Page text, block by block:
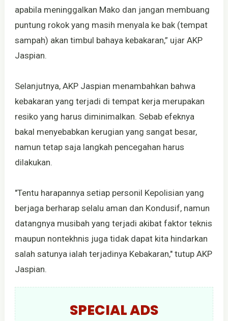
apabila meninggalkan Mako dan jangan membuang
puntung rokok yang masih menyala ke bak (tempat
sampah) akan timbul bahaya kebakaran,” ujar AKP
Jaspian.
Selanjutnya, AKP Jaspian menambahkan bahwa
kebakaran yang terjadi di tempat kerja merupakan
resiko yang harus diminimalkan. Sebab efeknya
bakal menyebabkan kerugian yang sangat besar,
namun tetap saja langkah pencegahan harus
dilakukan.
"Tentu harapannya setiap personil Kepolisian yang
berjaga berharap selalu aman dan Kondusif, namun
datangnya musibah yang terjadi akibat faktor teknis
maupun nontekhnis juga tidak dapat kita hindarkan
salah satunya ialah terjadinya Kebakaran," tutup AKP
Jaspian.
SPECIAL ADS